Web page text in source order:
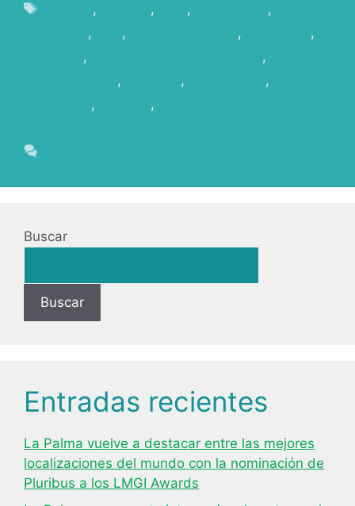
, , ,
,
, , ,
,
,
,
, ,
,
, ,
Buscar
Buscar
Entradas recientes
La Palma vuelve a destacar entre las mejores
localizaciones del mundo con la nominación de
Pluribus a los LMGI Awards